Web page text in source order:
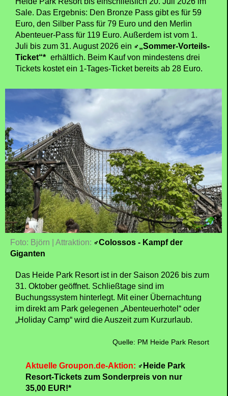
Sale. Das Ergebnis: Den Bronze Pass gibt es für 59
Euro, den Silber Pass für 79 Euro und den Merlin
Abenteuer-Pass für 119 Euro. Außerdem ist vom 1.
Juli bis zum 31. August 2026 ein
„Sommer-Vorteils-
Ticket“* erhältlich. Beim Kauf von mindestens drei
Tickets kostet ein 1-Tages-Ticket bereits ab 28 Euro.
Foto: Björn | Attraktion:
Colossos - Kampf der
Giganten
Das Heide Park Resort ist in der Saison 2026 bis zum
31. Oktober geöffnet. Schließtage sind im
Buchungssystem hinterlegt. Mit einer Übernachtung
im direkt am Park gelegenen „Abenteuerhotel“ oder
„Holiday Camp“ wird die Auszeit zum Kurzurlaub.
Quelle: PM Heide Park Resort
Aktuelle Groupon.de-Aktion:
Heide Park
Resort-Tickets zum Sonderpreis von nur
35,00 EUR!*